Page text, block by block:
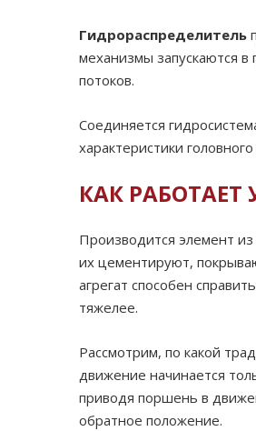
Гидрораспределитель
механизмы запускаются
потоков.
Соединяется
характеристики головного
КАК РАБОТАЕТ
Производится элемент
их цементируют,
агрегат способен
тяжелее.
Рассмотрим, по какой
движение начинается
приводя поршень в
обратное положение.